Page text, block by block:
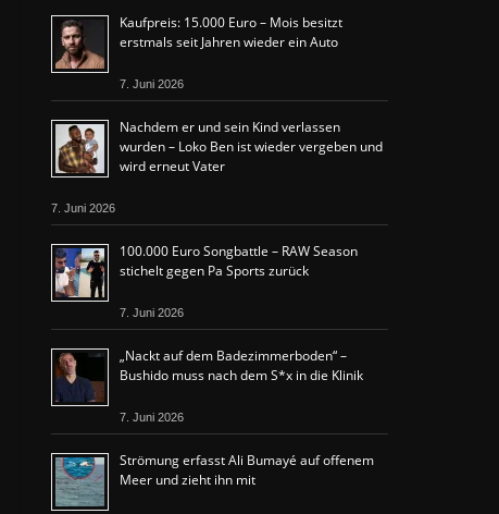
Kaufpreis: 15.000 Euro – Mois besitzt
erstmals seit Jahren wieder ein Auto
7. Juni 2026
Nachdem er und sein Kind verlassen
wurden – Loko Ben ist wieder vergeben und
wird erneut Vater
7. Juni 2026
100.000 Euro Songbattle – RAW Season
stichelt gegen Pa Sports zurück
7. Juni 2026
„Nackt auf dem Badezimmerboden“ –
Bushido muss nach dem S*x in die Klinik
7. Juni 2026
Strömung erfasst Ali Bumayé auf offenem
Meer und zieht ihn mit